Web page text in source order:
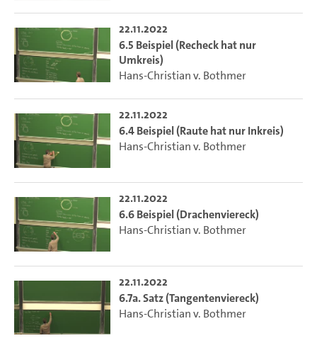
22.11.2022
6.5 Beispiel (Recheck hat nur
Umkreis)
Hans-Christian v. Bothmer
22.11.2022
6.4 Beispiel (Raute hat nur Inkreis)
Hans-Christian v. Bothmer
22.11.2022
6.6 Beispiel (Drachenviereck)
Hans-Christian v. Bothmer
22.11.2022
6.7a. Satz (Tangentenviereck)
Hans-Christian v. Bothmer